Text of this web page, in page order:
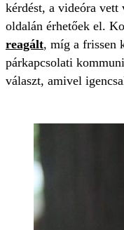
kérdést, a videóra
oldalán érhetőek el.
reagált, míg a frissen
párkapcsolati
választ, amivel